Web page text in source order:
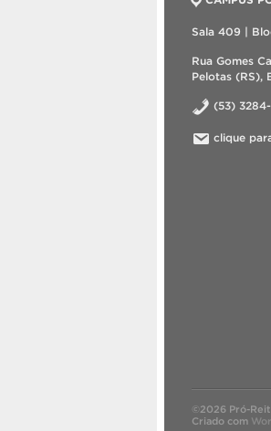
Sala 409 |
Rua Gomes
Pelotas (RS),
(53)
clique
©2026 Pró-
Criado com